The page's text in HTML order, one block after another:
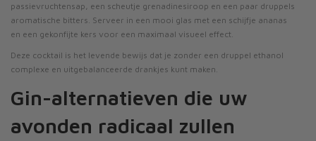
passievruchtensap, een scheutje grenadinesiroop en een paar druppels
aromatische bitters. Serveer in een mooi glas met een schijfje ananas
en een gekonfijte kers voor een maximaal visueel effect.
Deze cocktail is het levende bewijs dat je zonder een druppel ethanol
complexe en uitgebalanceerde drankjes kunt maken.
Gin-alternatieven die uw
avonden radicaal zullen